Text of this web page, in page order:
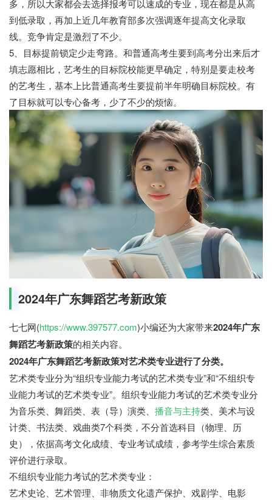
多，所以大家都会去选择报考可以速成的专业，现在都是从高
到低录取，再加上近几年教育部多次强调逐年提高文化录取
线。竞争肯定是激烈了不少。
5、目标提前锁定少走弯路。和普通高考生要到高考分出来后才
填志愿相比，艺考生的目标院校能更早确定，特别是要走校考
的艺考生，基本上比普通高考生要提前半年明确目标院校。有
了目标就可以专心备考，少了不少的烦恼。
2024年广东舞蹈艺考新政策
七七网(https://www.397577.com)小编还为大家带来2024年广东
舞蹈艺考新政策的相关内容。
2024年广东舞蹈艺考新政策对艺术类专业进行了分类。
艺术类专业分为“组织专业能力考试的艺术类专业”和“不组织专
业能力考试的艺术类专业”。组织专业能力考试的艺术类专业分
为音乐类、舞蹈类、表（导）演类、 播音与主持类、美术与设
计类、书法类、戏曲类7个科类，不分首选科目（物理、历
史），依据高考文化成绩、专业考试成绩，参考学生综合素质
评价进行录取。
不组织专业能力考试的艺术类专业：
艺术史论、艺术管理、非物质文化遗产保护、戏剧学、电影